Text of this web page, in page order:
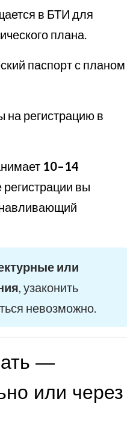
в БТИ для
плана.
паспорт с планом
на регистрацию в
10–14
регистрации вы
или
, узаконить
невозможно.
—
или через